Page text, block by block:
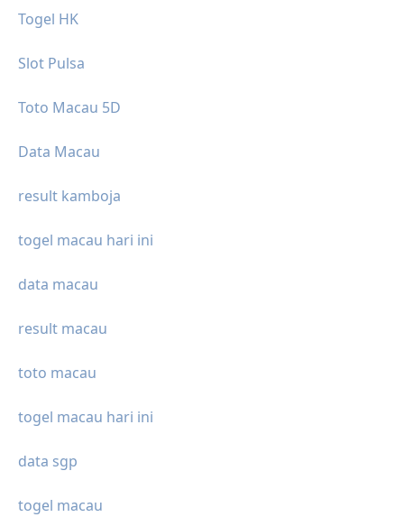
Togel HK
Slot Pulsa
Toto Macau 5D
Data Macau
result kamboja
togel macau hari ini
data macau
result macau
toto macau
togel macau hari ini
data sgp
togel macau